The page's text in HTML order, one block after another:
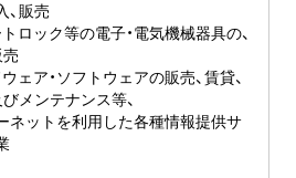
、販売
トロック等の電子・電気機械器具の、
売
ウェア・ソフトウェアの販売、賃貸、
びメンテナンス等、
ネットを利用した各種情報提供サ